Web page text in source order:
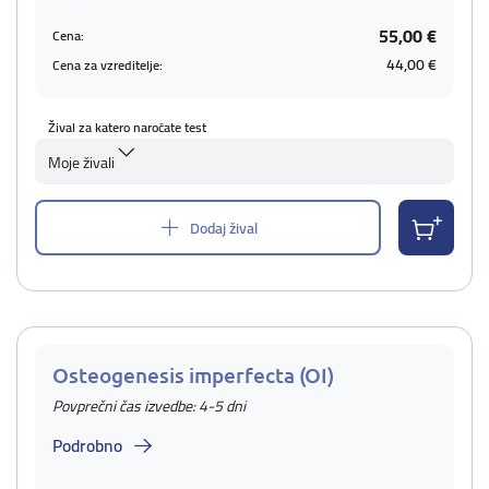
Cena: 55,00 €
Cena za vzreditelje: 44,00 €
Žival za katero naročate test
Moje živali
Dodaj žival
Osteogenesis imperfecta (OI)
Povprečni čas izvedbe: 4-5 dni
Podrobno